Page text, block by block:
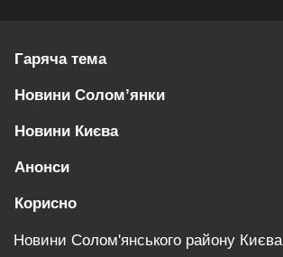
Гаряча тема
Новини Солом’янки
Новини Києва
Анонси
Корисно
Новини Солом'янського району Києва